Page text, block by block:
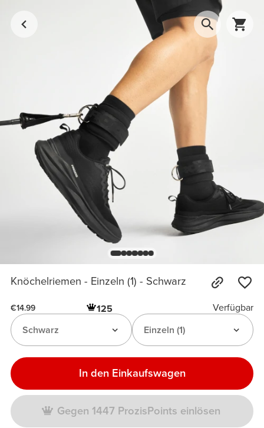
Knöchelriemen - Einzeln (1) - Schwarz
€14.99 125
Verfügbar
Einzeln (1)
Schwarz
In den Einkaufswagen
Gegen 1447 ProzisPoints einlösen